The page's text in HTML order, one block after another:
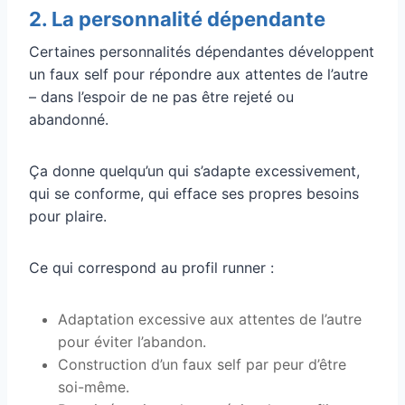
2. La personnalité dépendante
Certaines personnalités dépendantes développent
un faux self pour répondre aux attentes de l’autre
– dans l’espoir de ne pas être rejeté ou
abandonné.
Ça donne quelqu’un qui s’adapte excessivement,
qui se conforme, qui efface ses propres besoins
pour plaire.
Ce qui correspond au profil runner :
Adaptation excessive aux attentes de l’autre
pour éviter l’abandon.
Construction d’un faux self par peur d’être
soi-même.